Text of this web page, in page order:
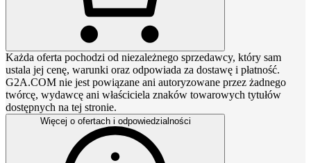
Każda oferta pochodzi od niezależnego sprzedawcy, który sam
ustala jej cenę, warunki oraz odpowiada za dostawę i płatność.
G2A.COM nie jest powiązane ani autoryzowane przez żadnego
twórcę, wydawcę ani właściciela znaków towarowych tytułów
dostępnych na tej stronie.
Więcej o ofertach i odpowiedzialności